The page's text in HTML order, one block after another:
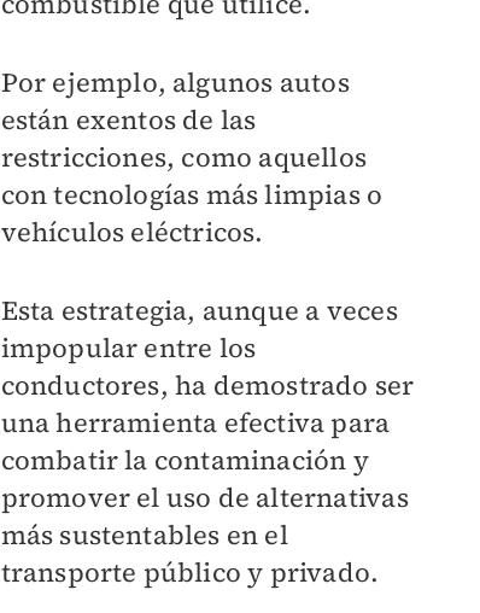
Por ejemplo, algunos autos
están exentos de las
restricciones, como aquellos
con tecnologías más limpias o
vehículos eléctricos.
Esta estrategia, aunque a veces
impopular entre los
conductores, ha demostrado ser
una herramienta efectiva para
combatir la contaminación y
promover el uso de alternativas
más sustentables en el
transporte público y privado.